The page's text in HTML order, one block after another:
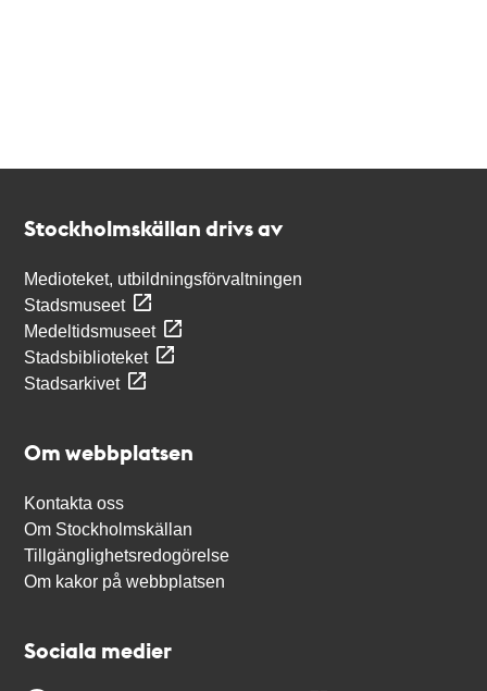
Stockholmskällan drivs av
Medioteket, utbildningsförvaltningen
Stadsmuseet
Medeltidsmuseet
Stadsbiblioteket
Stadsarkivet
Om webbplatsen
Kontakta oss
Om Stockholmskällan
Tillgänglighetsredogörelse
Om kakor på webbplatsen
Sociala medier